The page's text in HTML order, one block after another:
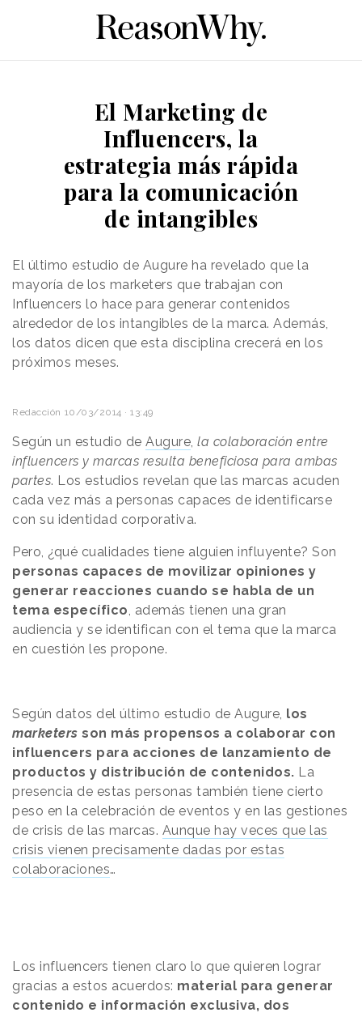
El Marketing de
Influencers, la
estrategia más rápida
para la comunicación
de intangibles
El último estudio de Augure ha revelado que la
mayoría de los marketers que trabajan con
Influencers lo hace para generar contenidos
alrededor de los intangibles de la marca. Además,
los datos dicen que esta disciplina crecerá en los
próximos meses.
Redacción 10/03/2014 · 13:49
Según un estudio de Augure la colaboración entre
influencers y marcas resulta beneficiosa para ambas
partes. Los estudios revelan que las marcas acuden
cada vez más a personas capaces de identificarse
con su identidad corporativa.
Pero, ¿qué cualidades tiene alguien influyente? Son
personas capaces de movilizar opiniones y
generar reacciones cuando se habla de un
tema específico , además tienen una gran
audiencia y se identifican con el tema que la marca
en cuestión les propone.
Según datos del último estudio de Augure, los
marketers son más propensos a colaborar con
influencers para acciones de lanzamiento de
productos y distribución de contenidos. La
presencia de estas personas también tiene cierto
peso en la celebración de eventos y en las gestiones
de crisis de las marcas. Aunque hay veces que las
crisis vienen precisamente dadas por estas
colaboraciones…
Los influencers tienen claro lo que quieren lograr
gracias a estos acuerdos: material para generar
contenido e información exclusiva, dos